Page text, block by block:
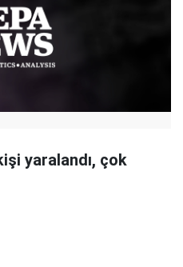
yaralandı, çok